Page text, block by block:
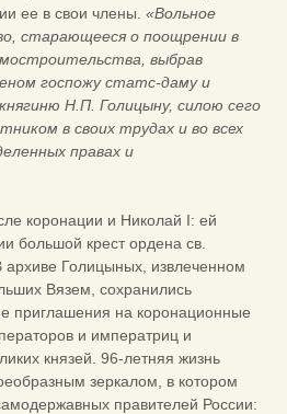
ее в свои члены. «Вольное
старающееся о поощрении в
выбрав
госпожу статс-даму и
Н.П. Голицыну, силою сего
в своих трудах и во всех
правах и
коронации и Николай I: ей
большой крест ордена св.
архиве Голицыных, извлеченном
Вязем, сохранились
приглашения на коронационные
и императриц и
князей. 96-летняя жизнь
зеркалом, в котором
правителей России: